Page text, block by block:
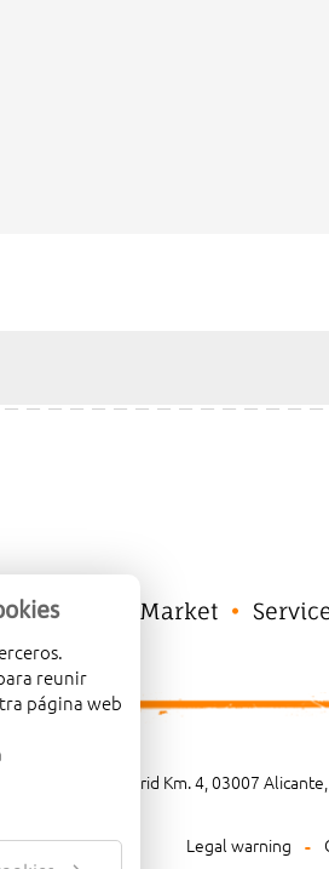
Market
Carretera de Madrid Km. 4, 03007
Legal warning
reunir
página web